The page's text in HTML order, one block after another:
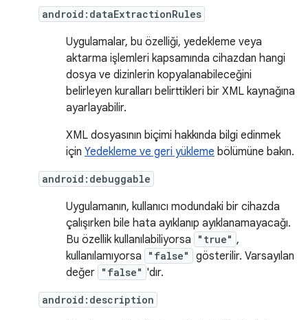
android:dataExtractionRules
Uygulamalar, bu özelliği, yedekleme veya
aktarma işlemleri kapsamında cihazdan hangi
dosya ve dizinlerin kopyalanabileceğini
belirleyen kuralları belirttikleri bir XML kaynağına
ayarlayabilir.
XML dosyasının biçimi hakkında bilgi edinmek
için Yedekleme ve geri yükleme bölümüne bakın.
android:debuggable
Uygulamanın, kullanıcı modundaki bir cihazda
çalışırken bile hata ayıklanıp ayıklanamayacağı.
Bu özellik kullanılabiliyorsa
"true" ,
kullanılamıyorsa
"false"
gösterilir. Varsayılan
değer "false" 'dır.
android:description